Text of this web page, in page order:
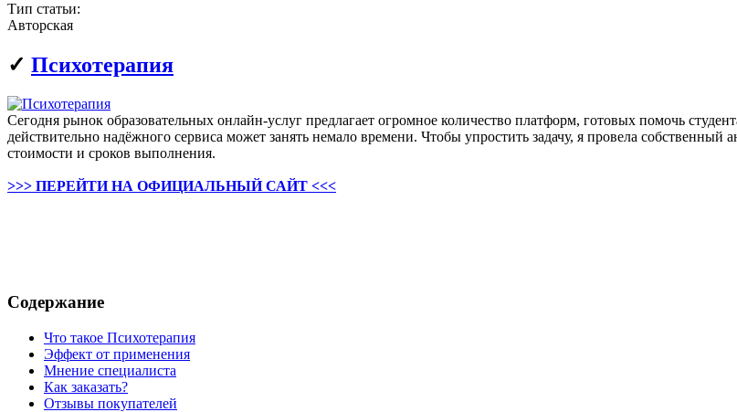
Тип статьи:
Авторская
✓ Психотерапия
Сегодня рынок образовательных онлайн-услуг предлагает огромное количество платформ, готовых помочь
действительно надёжного сервиса может занять немало времени. Чтобы упростить задачу, я провела
стоимости и сроков выполнения.
>>> ПЕРЕЙТИ НА ОФИЦИАЛЬНЫЙ САЙТ <<<
Содержание
Что такое Психотерапия
Эффект от применения
Мнение специалиста
Как заказать?
Отзывы покупателей